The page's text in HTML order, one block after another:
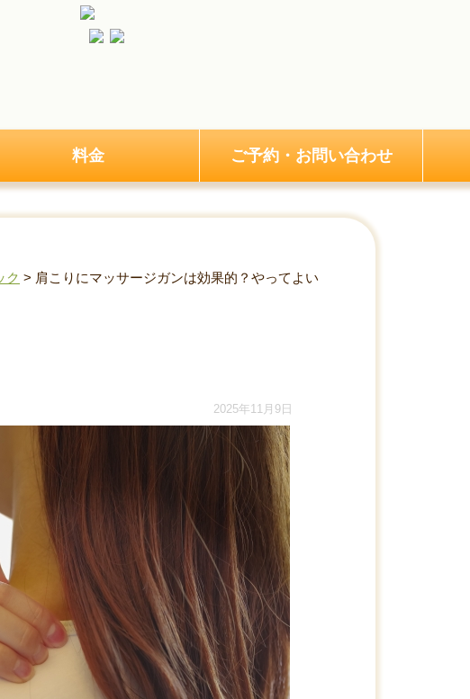
料金 ご予約・お問い合わせ
ク > 肩こりにマッサージガンは効果的？やってよい
2025年11月9日